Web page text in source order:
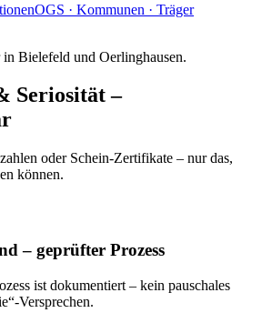
OGS · Kommunen · Träger
in Bielefeld und Oerlinghausen.
Seriosität –
oder Schein-Zertifikate – nur das,
können.
– geprüfter Prozess
ist dokumentiert – kein pauschales
Versprechen.